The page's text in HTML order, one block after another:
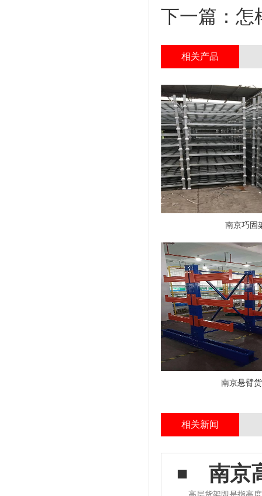
下一篇： 怎
相关产品
南京巧固
南京悬臂
相关新闻
南京